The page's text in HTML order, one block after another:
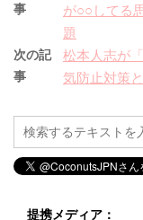
事
が○○してる
題
次の記
事
松本人志が
気防止対策
提携メディア：